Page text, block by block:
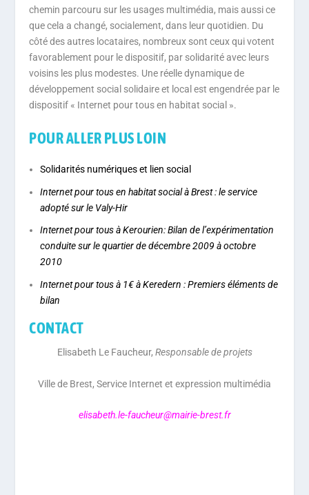
chemin parcouru sur les usages multimédia, mais aussi ce
que cela a changé, socialement, dans leur quotidien. Du
côté des autres locataires, nombreux sont ceux qui votent
favorablement pour le dispositif, par solidarité avec leurs
voisins les plus modestes. Une réelle dynamique de
développement social solidaire et local est engendrée par le
dispositif « Internet pour tous en habitat social ».
POUR ALLER PLUS LOIN
Solidarités numériques et lien social
Internet pour tous en habitat social à Brest : le service
adopté sur le Valy-Hir
Internet pour tous à Kerourien: Bilan de l’expérimentation
conduite sur le quartier de décembre 2009 à octobre
2010
Internet pour tous à 1€ à Keredern : Premiers éléments de
bilan
CONTACT
Elisabeth Le Faucheur, Responsable de projets
Ville de Brest, Service Internet et expression multimédia
elisabeth.le-faucheur@mairie-brest.fr